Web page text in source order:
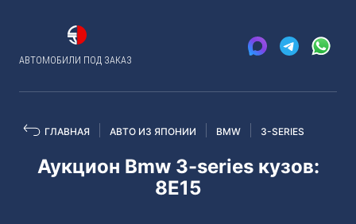
АВТОМОБИЛИ ПОД ЗАКАЗ
ГЛАВНАЯ АВТО ИЗ ЯПОНИИ BMW 3-SERIES
Аукцион Bmw 3-series кузов:
8E15